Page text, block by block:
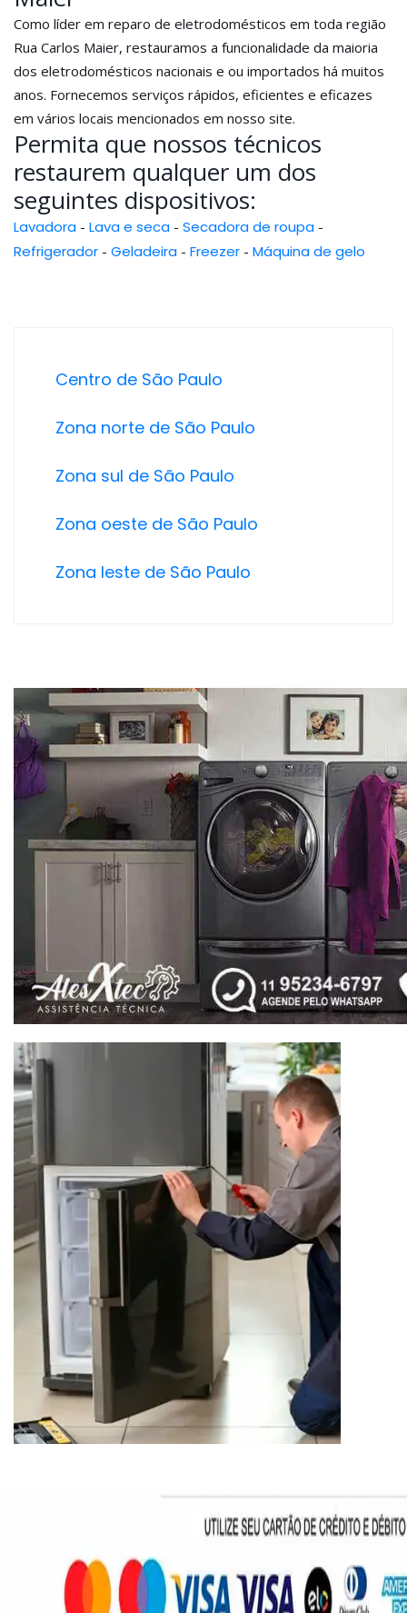
Como líder em reparo de eletrodomésticos em toda região
Rua Carlos Maier, restauramos a funcionalidade da maioria
dos eletrodomésticos nacionais e ou importados há muitos
anos. Fornecemos serviços rápidos, eficientes e eficazes
em vários locais mencionados em nosso site.
Permita que nossos técnicos
restaurem qualquer um dos
seguintes dispositivos:
Lavadora - Lava e seca - Secadora de roupa -
Refrigerador - Geladeira - Freezer - Máquina de gelo
Centro de São Paulo
Zona norte de São Paulo
Zona sul de São Paulo
Zona oeste de São Paulo
Zona leste de São Paulo